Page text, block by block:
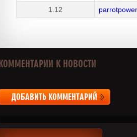
1.12
КОММЕНТАРИИ К НОВОСТИ
ДОБАВИТЬ КОММЕНТАРИЙ